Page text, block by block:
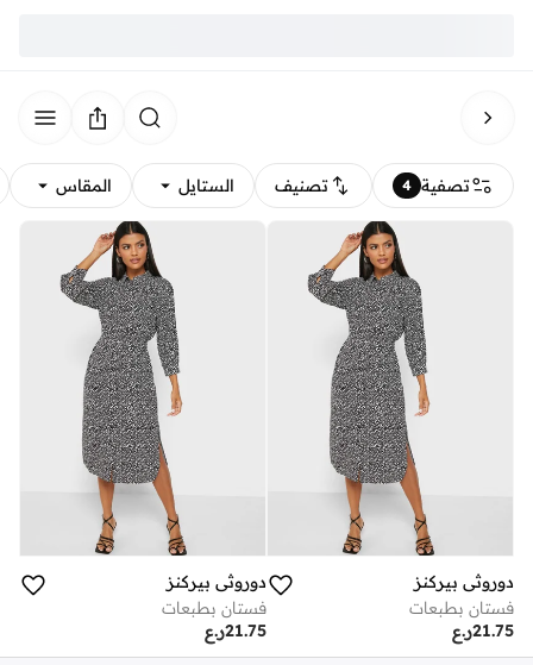
تصفية 4 تصنيف الستايل المقاس
دوروثي بيركنز
فستان بطبعات
ر.ع21.75
دوروثي بيركنز
فستان بطبعات
ر.ع21.75